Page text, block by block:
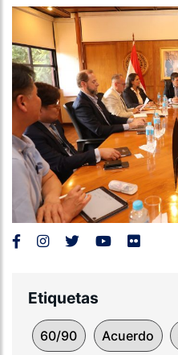
Etiquetas
60/90 Acuerdo